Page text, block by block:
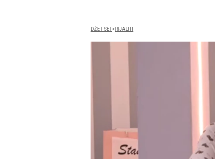
DŽET SET RIJALITI